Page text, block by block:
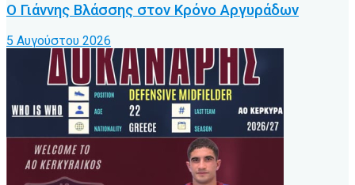
Ο Γιάννης Βλάσσης στον Κρόνο Αργυράδων
5 Αυγούστου 2026